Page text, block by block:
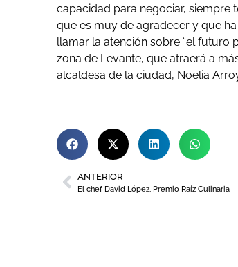
capacidad para negociar, siempre
que es muy de agradecer y que
llamar la atención sobre “el futuro
zona de Levante, que atraerá a
alcaldesa de la ciudad, Noelia
ANTERIOR
El chef David López, Premio Raíz Culinaria